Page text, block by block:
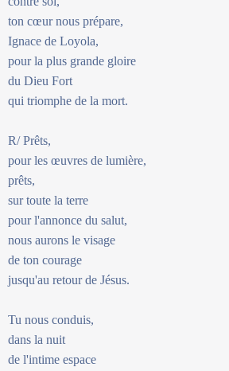
ton cœur nous prépare,
Ignace de Loyola,
pour la plus grande gloire
du Dieu Fort
qui triomphe de la mort.
R/ Prêts,
pour les œuvres de lumière,
prêts,
sur toute la terre
pour l'annonce du salut,
nous aurons le visage
de ton courage
jusqu'au retour de Jésus.
Tu nous conduis,
dans la nuit
de l'intime espace